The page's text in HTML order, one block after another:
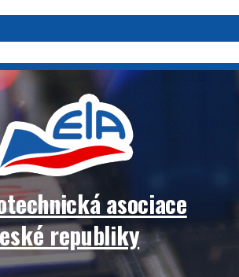
asociace
republiky